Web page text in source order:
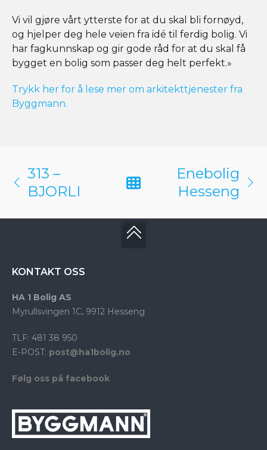
Vi vil gjøre vårt ytterste for at du skal bli fornøyd,
og hjelper deg hele veien fra idé til ferdig bolig. Vi
har fagkunnskap og gir gode råd for at du skal få
bygget en bolig som passer deg helt perfekt.»
Trykk her for å lese mer om arkitekttjenester fra
Byggmann.
313 –
BJORLI
Enebolig
Hesseng
KONTAKT OSS
HA 1 Bolig AS
Myrullsvingen 1C, 9912 Hesseng
TLF: 481 38 950
E-POST: post@ha1bolig.no
Følg oss på facebook